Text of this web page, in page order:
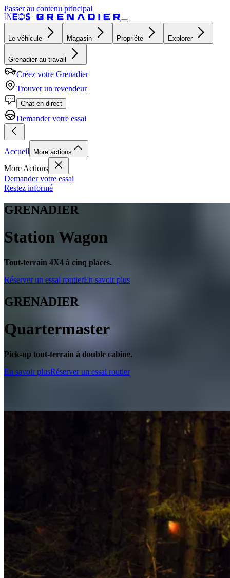
Passer au contenu principal
Le véhicule Magasin Propriété Explorer
Grenadier au travail
Créez votre Grenadier
Trouver un revendeur
Chat en direct
Demander votre essai
Accueil More actions
More Actions
Demander votre essai
Restez informé
GRENADIER
Station Wagon
Tout-terrain 4X4 à cinq places.
Réserver un essai routierEn savoir plus
GRENADIER
Quartermaster
Pick-up tout-terrain à double cabine.
En savoir plusRéserver un essai routier